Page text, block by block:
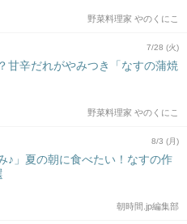
野菜料理家 やのくにこ
7/28 (火)
甘辛だれがやみつき「なすの蒲焼
野菜料理家 やのくにこ
8/3 (月)
♪」夏の朝に食べたい！なすの作
朝時間.jp編集部